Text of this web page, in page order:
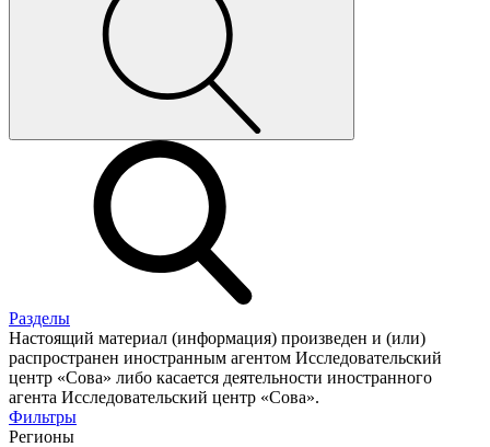
Разделы
Настоящий материал (информация) произведен и (или)
распространен иностранным агентом Исследовательский
центр «Сова» либо касается деятельности иностранного
агента Исследовательский центр «Сова».
Фильтры
Регионы